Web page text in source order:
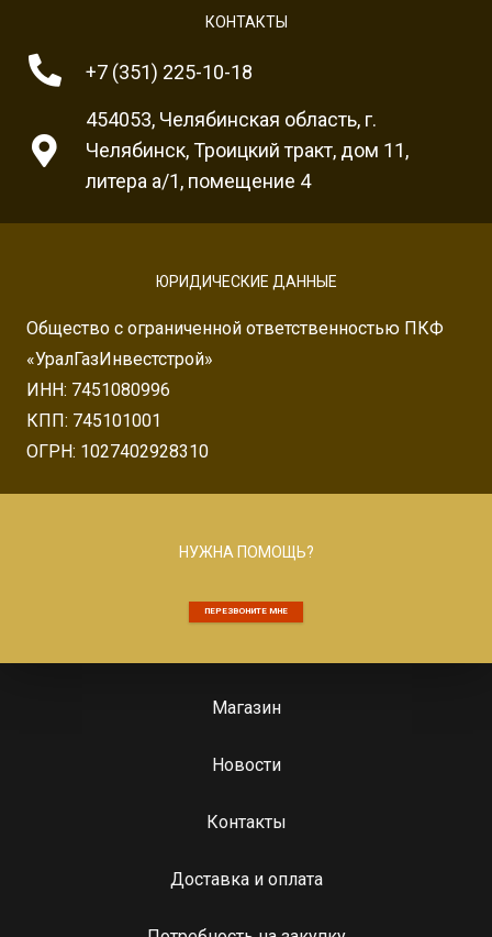
КОНТАКТЫ
+7 (351) 225-10-18
454053, Челябинская область, г.
Челябинск, Троицкий тракт, дом 11,
литера а/1, помещение 4
ЮРИДИЧЕСКИЕ ДАННЫЕ
Общество с ограниченной ответственностью ПКФ
«УралГазИнвестстрой»
ИНН: 7451080996
КПП: 745101001
ОГРН: 1027402928310
НУЖНА ПОМОЩЬ?
ПЕРЕЗВОНИТЕ МНЕ
Магазин
Новости
Контакты
Доставка и оплата